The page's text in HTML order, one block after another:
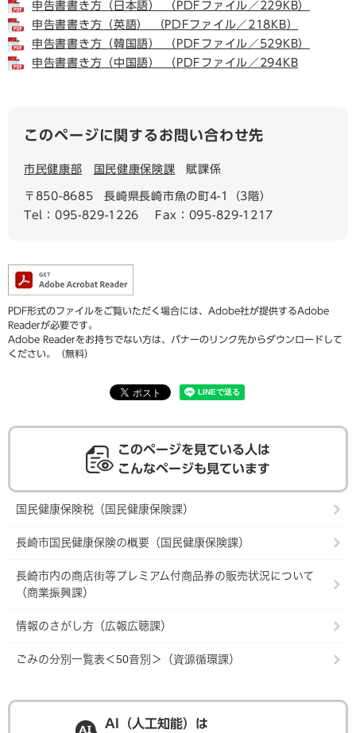
申告書書き方（日本語） （PDFファイル／229KB）
申告書書き方（英語） （PDFファイル／218KB）
申告書書き方（韓国語） （PDFファイル／529KB）
申告書書き方（中国語） （PDFファイル／294KB
このページに関するお問い合わせ先
市民健康部 国民健康保険課 賦課係
〒850-8685
長崎県長崎市魚の町4-1（3階）
Tel：095-829-1226
Fax：095-829-1217
PDF形式のファイルをご覧いただく場合には、Adobe社が提供するAdobe
Readerが必要です。
Adobe Readerをお持ちでない方は、バナーのリンク先からダウンロードして
ください。（無料）
このページを見ている人は
こんなページも見ています
国民健康保険税（国民健康保険課）
長崎市国民健康保険の概要（国民健康保険課）
長崎市内の商店街等プレミアム付商品券の販売状況について
（商業振興課）
情報のさがし方（広報広聴課）
ごみの分別一覧表＜50音別＞（資源循環課）
AI（人工知能）は